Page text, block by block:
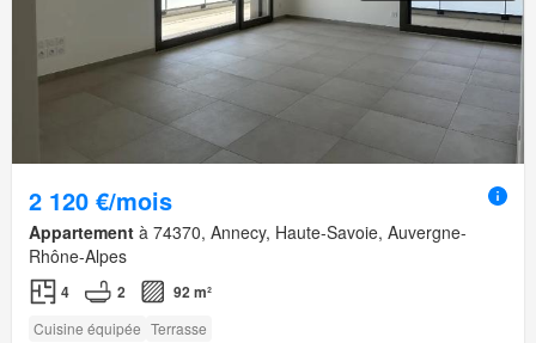
2 120 €/mois
Appartement à 74370, Annecy, Haute-Savoie, Auvergne-
Rhône-Alpes
4 2 92 m²
Cuisine équipée Terrasse